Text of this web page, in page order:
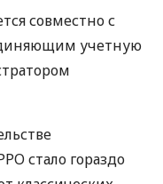
совместно с
учетную
стало гораздо